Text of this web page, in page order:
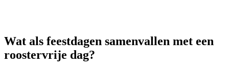
Wat als feestdagen samenvallen met een
roostervrije dag?